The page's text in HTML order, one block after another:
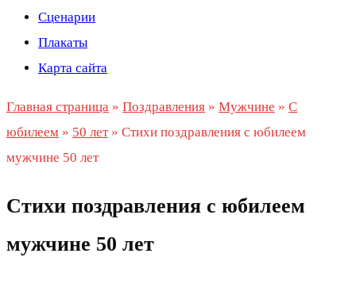
Сценарии
Плакаты
Карта сайта
Главная страница » Поздравления » Мужчине » С
юбилеем » 50 лет» Стихи поздравления с юбилеем
мужчине 50 лет
Стихи поздравления с юбилеем
мужчине 50 лет